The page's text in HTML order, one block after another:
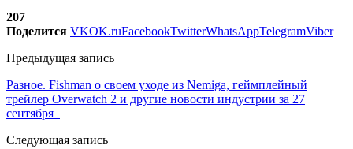
207
Поделится VKOK.ruFacebookTwitterWhatsAppTelegramViber
Предыдущая запись
Разное. Fishman о своем уходе из Nemiga, геймплейный
трейлер Overwatch 2 и другие новости индустрии за 27
сентября
Следующая запись